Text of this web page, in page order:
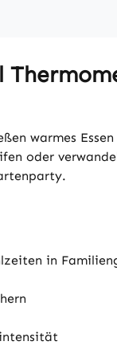
warmes
oder
in